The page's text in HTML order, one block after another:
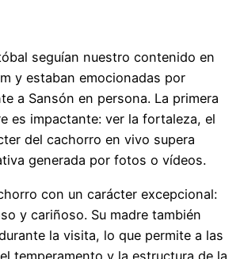
seguían nuestro contenido en
y estaban emocionadas por
a Sansón en persona. La primera
es impactante: ver la fortaleza, el
del cachorro en vivo supera
generada por fotos o vídeos.
con un carácter excepcional:
y cariñoso. Su madre también
la visita, lo que permite a las
temperamento y la estructura de la